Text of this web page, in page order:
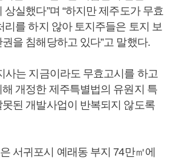
실했다”며 “하지만 제주도가 무효
리를 하지 않아 토지주들은 토지 보
을 침해당하고 있다”고 말했다.
사는 지금이라도 무효고시를 하고
개정한 제주특별법의 유원지 특
된 개발사업이 반복되지 않도록
서귀포시 예래동 부지 74만㎡에